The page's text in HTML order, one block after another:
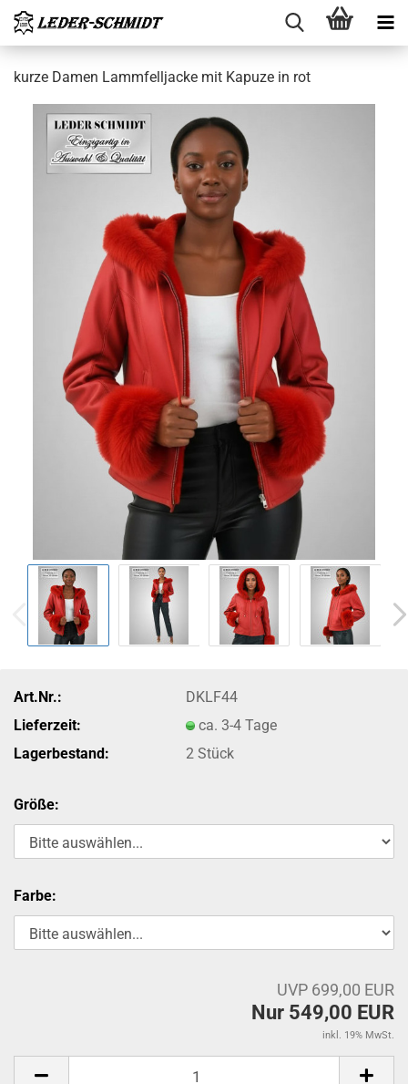
kurze Damen Lamm­fell­ja­cke mit Ka­pu­ze in rot
Art.Nr.:
DKLF44
Lieferzeit:
ca. 3-4 Tage
Lagerbestand:
2Stück
Größe:
Farbe:
UVP 699,00 EUR
Nur 549,00 EUR
inkl. 19% MwSt.